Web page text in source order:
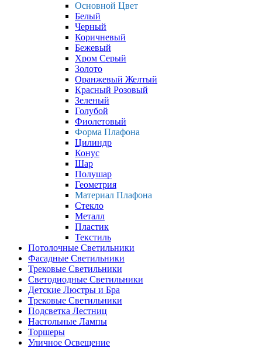
Основной Цвет
Белый
Черный
Коричневый
Бежевый
Хром Серый
Золото
Оранжевый Желтый
Красный Розовый
Зеленый
Голубой
Фиолетовый
Форма Плафона
Цилиндр
Конус
Шар
Полушар
Геометрия
Материал Плафона
Стекло
Металл
Пластик
Текстиль
Потолочные Светильники
Фасадные Светильники
Трековые Светильники
Светодиодные Светильники
Детские Люстры и Бра
Трековые Светильники
Подсветка Лестниц
Настольные Лампы
Торшеры
Уличное Освещение